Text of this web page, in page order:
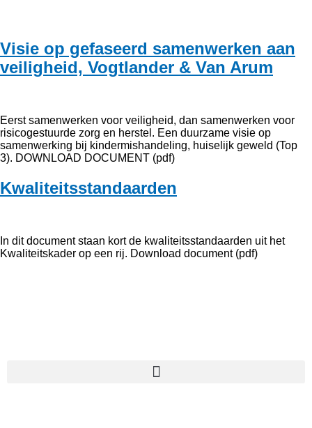
Visie op gefaseerd samenwerken aan
veiligheid, Vogtlander & Van Arum
Eerst samenwerken voor veiligheid, dan samenwerken voor
risicogestuurde zorg en herstel. Een duurzame visie op
samenwerking bij kindermishandeling, huiselijk geweld (Top
3). DOWNLOAD DOCUMENT (pdf)
Kwaliteitsstandaarden
In dit document staan kort de kwaliteitsstandaarden uit het
Kwaliteitskader op een rij. Download document (pdf)